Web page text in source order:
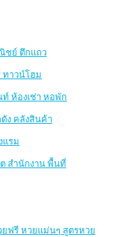
ชย์ ตึกแถว
ทาวน์โฮม
ท์ ห้องเช่า หอพัก
ดัง คลังสินค้า
แรม
สำนักงาน พื้นที่
ยฟรี หวยแม่นๆ สูตรหวย